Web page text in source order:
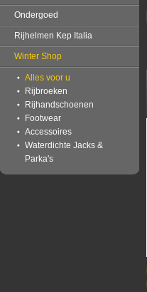
Ondergoed
Rijhelmen Kep Italia
Winter Shop
Alles voor u
Rijbroeken
Rijhandschoenen
Footwear
Accessoires
Waterdichte Jacks &
Parka's